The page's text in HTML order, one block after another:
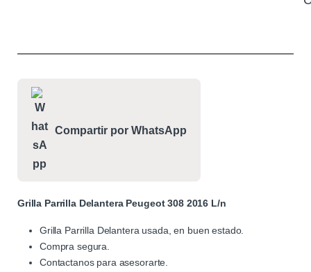
Compartir por WhatsApp
Grilla Parrilla Delantera Peugeot 308 2016 L/n
Grilla Parrilla Delantera usada, en buen estado.
Compra segura.
Contactanos para asesorarte.